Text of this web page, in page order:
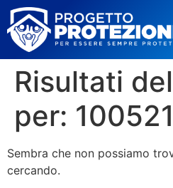
Risultati
per:
Sembra che non possiamo
cercando.